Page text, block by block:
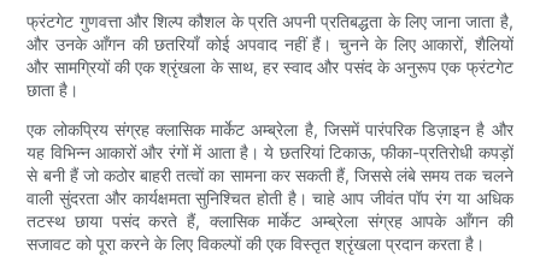
फ्रंटगेट गुणवत्ता और शिल्प कौशल के प्रति अपनी प्रतिबद्धता के लिए जाना जाता है,
और उनके आँगन की छतरियाँ कोई अपवाद नहीं हैं। चुनने के लिए आकारों, शैलियों
और सामग्रियों की एक श्रृंखला के साथ, हर स्वाद और पसंद के अनुरूप एक फ्रंटगेट
छाता है।
एक लोकप्रिय संग्रह क्लासिक मार्केट अम्ब्रेला है, जिसमें पारंपरिक डिज़ाइन है और
यह विभिन्न आकारों और रंगों में आता है। ये छतरियां टिकाऊ, फीका-प्रतिरोधी कपड़ों
से बनी हैं जो कठोर बाहरी तत्वों का सामना कर सकती हैं, जिससे लंबे समय तक चलने
वाली सुंदरता और कार्यक्षमता सुनिश्चित होती है। चाहे आप जीवंत पॉप रंग या अधिक
तटस्थ छाया पसंद करते हैं, क्लासिक मार्केट अम्ब्रेला संग्रह आपके आँगन की
सजावट को पूरा करने के लिए विकल्पों की एक विस्तृत श्रृंखला प्रदान करता है।